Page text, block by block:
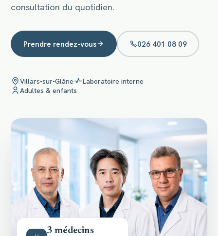
consultation du quotidien.
Prendre rendez-vous 026 401 08 09
Villars-sur-Glâne
Laboratoire interne
Adultes & enfants
3 médecins